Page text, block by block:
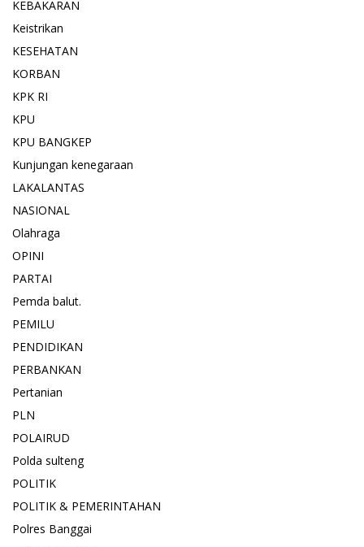
KEBAKARAN
Keistrikan
KESEHATAN
KORBAN
KPK RI
KPU
KPU BANGKEP
Kunjungan kenegaraan
LAKALANTAS
NASIONAL
Olahraga
OPINI
PARTAI
Pemda balut.
PEMILU
PENDIDIKAN
PERBANKAN
Pertanian
PLN
POLAIRUD
Polda sulteng
POLITIK
POLITIK & PEMERINTAHAN
Polres Banggai